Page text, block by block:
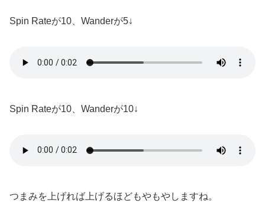
Spin Rateが10、Wanderが5↓
Spin Rateが10、Wanderが10↓
つまみを上げれば上げるほどもやもやしますね。